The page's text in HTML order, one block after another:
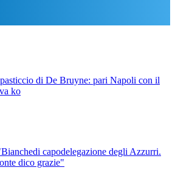
di De Bruyne: pari Napoli con il
ko
capodelegazione degli Azzurri.
dico grazie"